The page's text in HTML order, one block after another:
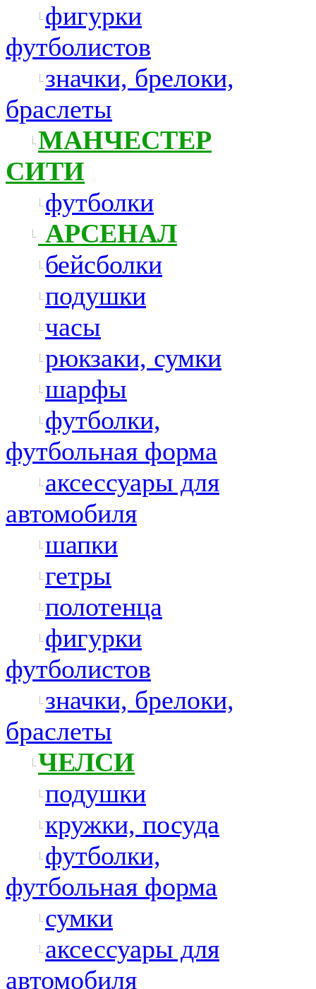
фигурки
футболистов
значки, брелоки,
браслеты
МАНЧЕСТЕР
СИТИ
футболки
АРСЕНАЛ
бейсболки
подушки
часы
рюкзаки, сумки
шарфы
футболки,
футбольная форма
аксессуары для
автомобиля
шапки
гетры
полотенца
фигурки
футболистов
значки, брелоки,
браслеты
ЧЕЛСИ
подушки
кружки, посуда
футболки,
футбольная форма
сумки
аксессуары для
автомобиля